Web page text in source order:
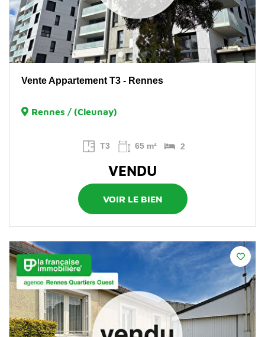
Vente Appartement T3 - Rennes
Rennes / (Cleunay)
T3 65 m² 2
VENDU
VOIR LE BIEN